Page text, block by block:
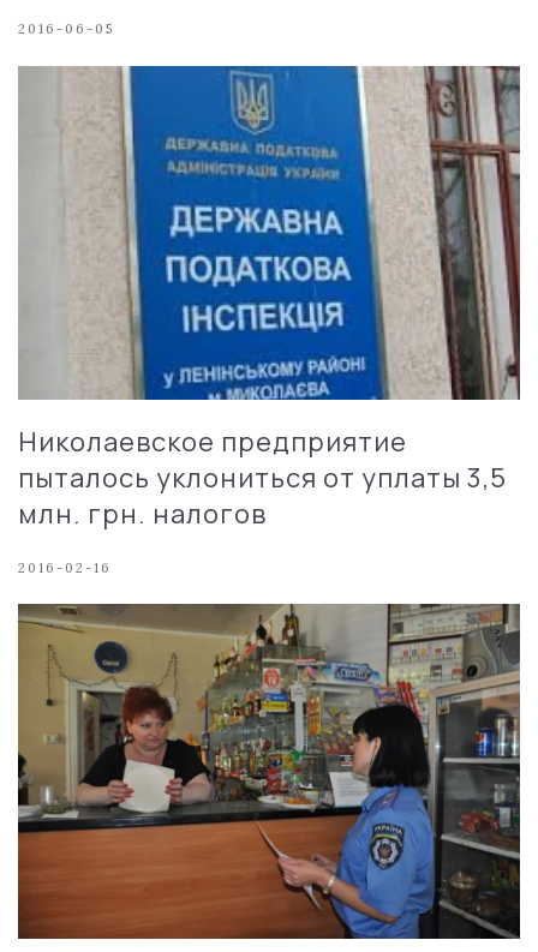
2016-06-05
Николаевское предприятие
пыталось уклониться от уплаты 3,5
млн. грн. налогов
2016-02-16